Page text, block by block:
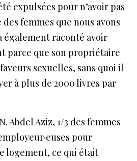
expulsées pour n’avoir pas
des femmes que nous avons
également raconté avoir
parce que son propriétaire
sexuelles, sans quoi il
à plus de 2000 livres par
Abdel Aziz, 1/3 des femmes
pour
logement, ce qui était